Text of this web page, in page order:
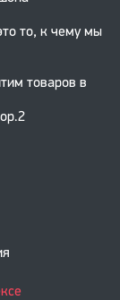
то, к чему мы
товаров в